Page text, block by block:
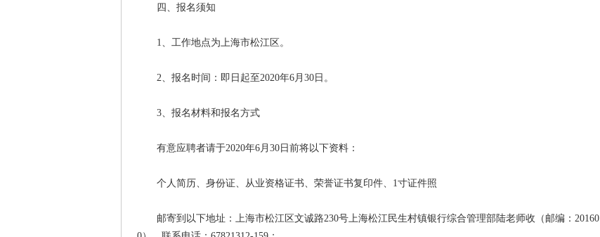
四、报名须知
1、工作地点为上海市松江区。
2、报名时间：即日起至2020年6月30日。
3、报名材料和报名方式
有意应聘者请于2020年6月30日前将以下资料：
个人简历、身份证、从业资格证书、荣誉证书复印件、1寸证件照
邮寄到以下地址：上海市松江区文诚路230号上海松江民生村镇银行综合管理部陆老师收（邮编：20160